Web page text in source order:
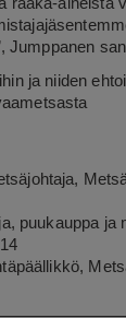
Jumppanen
ja niiden
puukauppa ja